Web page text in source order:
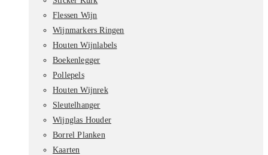
Flessen Wijn
Wijnmarkers Ringen
Houten Wijnlabels
Boekenlegger
Pollepels
Houten Wijnrek
Sleutelhanger
Wijnglas Houder
Borrel Planken
Kaarten